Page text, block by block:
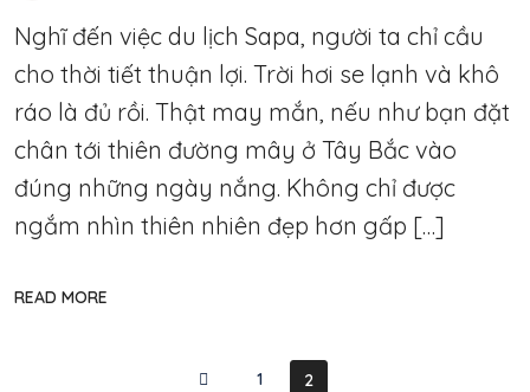
Nghĩ đến việc du lịch Sapa, người ta chỉ cầu
cho thời tiết thuận lợi. Trời hơi se lạnh và khô
ráo là đủ rồi. Thật may mắn, nếu như bạn đặt
chân tới thiên đường mây ở Tây Bắc vào
đúng những ngày nắng. Không chỉ được
ngắm nhìn thiên nhiên đẹp hơn gấp […]
READ MORE
1 2